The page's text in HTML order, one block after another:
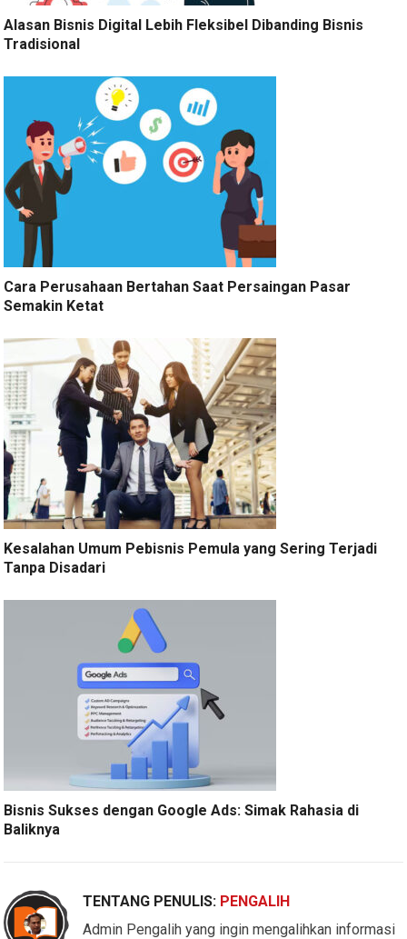
Alasan Bisnis Digital Lebih Fleksibel Dibanding Bisnis
Tradisional
Cara Perusahaan Bertahan Saat Persaingan Pasar
Semakin Ketat
Kesalahan Umum Pebisnis Pemula yang Sering Terjadi
Tanpa Disadari
Bisnis Sukses dengan Google Ads: Simak Rahasia di
Baliknya
TENTANG PENULIS: PENGALIH
Admin Pengalih yang ingin mengalihkan informasi